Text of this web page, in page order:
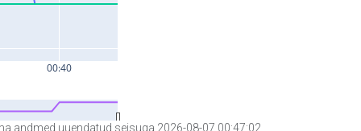
andmed uuendatud seisuga 2026-08-07 00:47:02